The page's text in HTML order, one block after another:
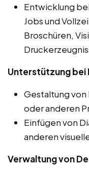
Entwicklung
Jobs und
Broschüren,
Unterstützung bei
Gestaltung
oder anderen
Einfügen von
anderen
Verwaltung von